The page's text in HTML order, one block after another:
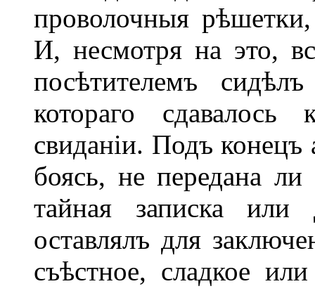
проволочныя
И, несмотря на это,
посѣтителемъ
котораго
свиданіи. Подъ конецъ
боясь, не передана
тайная записка
оставлялъ для
съѣстное, сладкое